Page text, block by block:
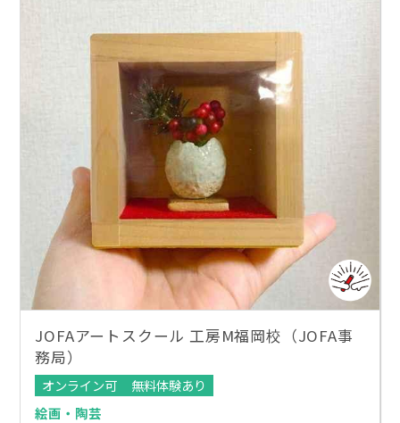
JOFAアートスクール 工房M福岡校（JOFA事
務局）
オンライン可
無料体験あり
絵画・陶芸